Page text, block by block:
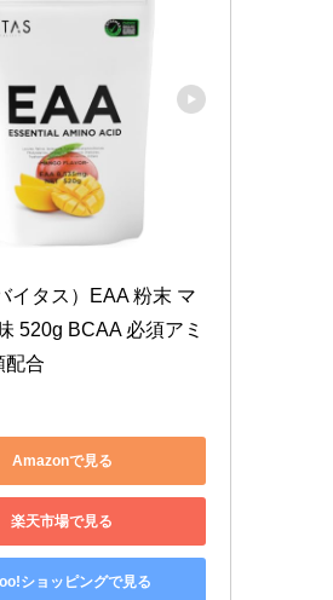
イタス）EAA 粉末 マ
520g BCAA 必須アミ
配合
Amazonで見る
楽天市場で見る
ショッピングで見る